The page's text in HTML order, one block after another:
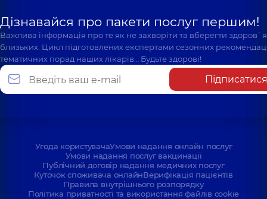
Дізнавайся про пакети послуг першим!
Важлива інформація про те як не захворіти та вберегти
близьких. Цикл підготовлених експертами сезонних
тематичних порад наших лікарів… Будьте здорові!
Підписатися
Угода користувачаУмови надання онлайн послуг
Умови надання послуг вакцинації
Публічний договір надання медичних послуг
Куточок споживача онлайнВерифікація пацієнтів
Правила внутрішнього розпорядку
Політика приватності та використання файлів cookie